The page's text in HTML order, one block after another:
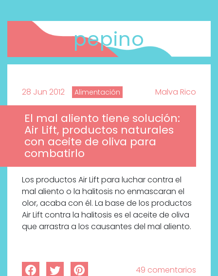
pepino
28 Jun 2012 Alimentación Malva Rico
El mal aliento tiene solución:
Air Lift, productos naturales
con aceite de oliva para
combatirlo
Los productos Air Lift para luchar contra el
mal aliento o la halitosis no enmascaran el
olor, acaba con él. La base de los productos
Air Lift contra la halitosis es el aceite de oliva
que arrastra a los causantes del mal aliento.
49 comentarios